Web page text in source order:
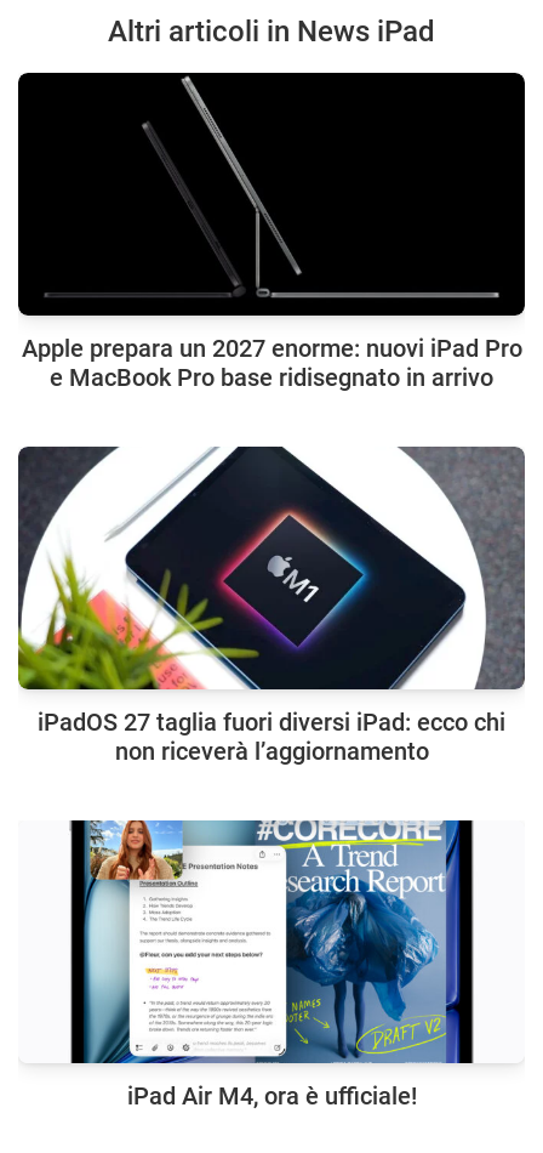
Altri articoli in News iPad
Apple prepara un 2027 enorme: nuovi iPad Pro
e MacBook Pro base ridisegnato in arrivo
iPadOS 27 taglia fuori diversi iPad: ecco chi
non riceverà l’aggiornamento
iPad Air M4, ora è ufficiale!